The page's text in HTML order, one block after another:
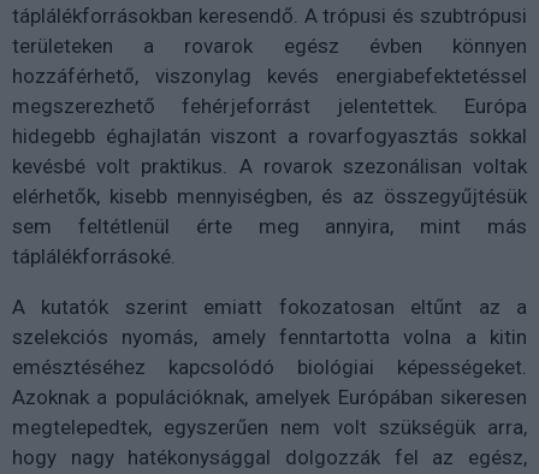
táplálékforrásokban keresendő. A trópusi és szubtrópusi
területeken a rovarok egész évben könnyen
hozzáférhető, viszonylag kevés energiabefektetéssel
megszerezhető fehérjeforrást jelentettek. Európa
hidegebb éghajlatán viszont a rovarfogyasztás sokkal
kevésbé volt praktikus. A rovarok szezonálisan voltak
elérhetők, kisebb mennyiségben, és az összegyűjtésük
sem feltétlenül érte meg annyira, mint más
táplálékforrásoké.
A kutatók szerint emiatt fokozatosan eltűnt az a
szelekciós nyomás, amely fenntartotta volna a kitin
emésztéséhez kapcsolódó biológiai képességeket.
Azoknak a populációknak, amelyek Európában sikeresen
megtelepedtek, egyszerűen nem volt szükségük arra,
hogy nagy hatékonysággal dolgozzák fel az egész,